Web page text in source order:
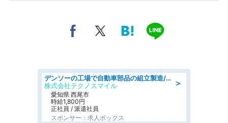
＞
デンソーの工場で自動車部品の組立製造/denso aichi
株式会社テクノスマイル
愛知県 西尾市
時給1,800円
正社員 / 派遣社員
スポンサー：求人ボックス